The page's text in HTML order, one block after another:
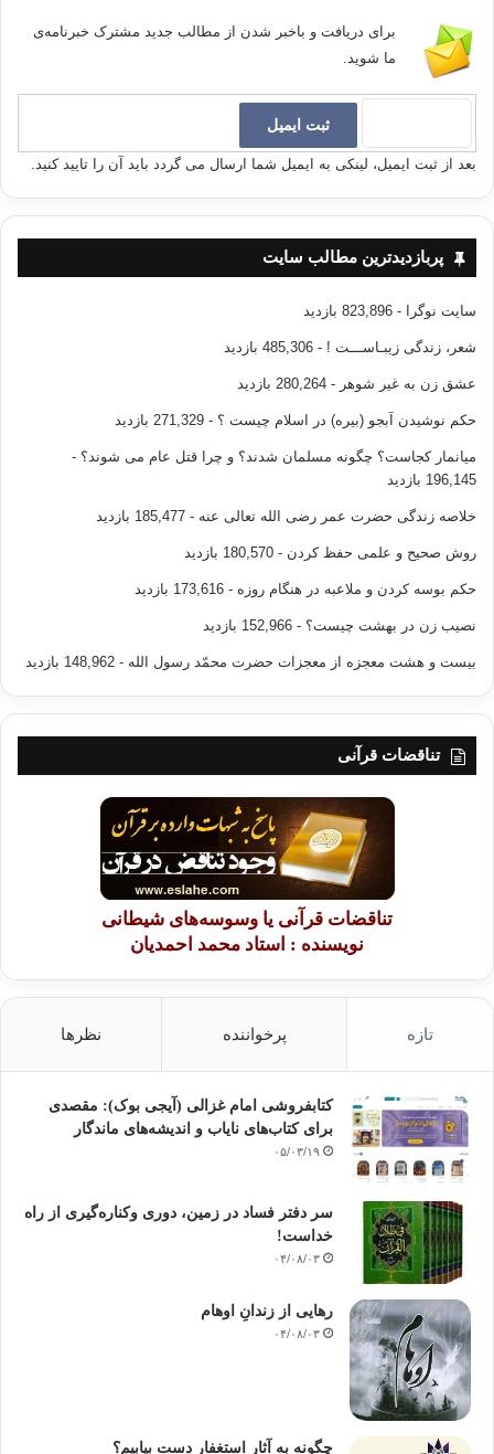
برای دریافت و باخبر شدن از مطالب جدید مشترک خبرنامه‌ی
ما شوید.
بعد از ثبت ایمیل، لینکی به ایمیل شما ارسال می گردد باید آن را تایید کنید.
پربازدیدترین مطالب سایت
سایت نوگرا - 823,896 بازدید
شعر، زندگی زیبـاســـت ! - 485,306 بازدید
عشق زن به غیر شوهر - 280,264 بازدید
حکم نوشیدن آبجو (بیره) در اسلام چیست ؟ - 271,329 بازدید
میانمار کجاست؟ چگونه مسلمان شدند؟ و چرا قتل عام می شوند؟ -
196,145 بازدید
خلاصه زندگی حضرت عمر رضی الله تعالی عنه - 185,477 بازدید
روش صحیح و علمی حفظ کردن - 180,570 بازدید
حکم بوسه کردن و ملاعبه در هنگام روزه - 173,616 بازدید
نصیب زن در بهشت چیست؟ - 152,966 بازدید
بیست و هشت معجزه از معجزات حضرت محمّد رسول الله - 148,962 بازدید
تناقضات قرآنی
تناقضات قرآنی یا وسوسه‌های شیطانی
نویسنده : استاد محمد احمدیان
تازه پرخواننده نظرها
کتابفروشی امام غزالی (آیجی بوک): مقصدی
برای کتاب‌های نایاب و اندیشه‌های ماندگار
۰۵/۰۳/۱۹
سر دفتر فساد در زمین‌، دوری وکناره‌گیری از راه
خداست‌!
۰۴/۰۸/۰۳
رهایی از زندانِ اوهام
۰۴/۰۸/۰۳
چگونه به آثار استغفار دست بیابیم؟